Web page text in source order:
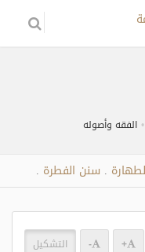
الفقه وأصوله
سنن الفطرة
+
- التشكيل